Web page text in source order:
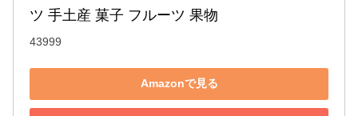
ツ 手土産 菓子 フルーツ 果物
43999
Amazonで見る